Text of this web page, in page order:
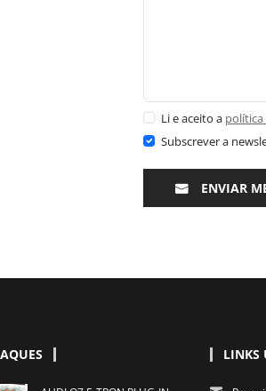
Li e aceito a política
Subscrever a
ENVIAR
LINKS